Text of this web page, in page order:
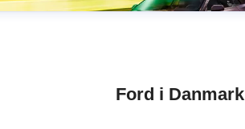
Ford i Danmark